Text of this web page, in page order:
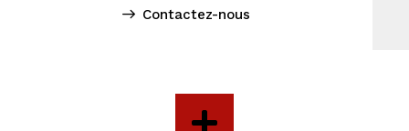
Contactez-nous